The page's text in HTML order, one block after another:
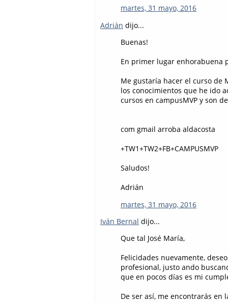
martes, 31 mayo, 2016
Adrián dijo...
Buenas!
En primer lugar enhorabuena
Me gustaría hacer el curso de
los conocimientos que he ido
cursos en campusMVP y son
com gmail arroba aldacosta
+TW1+TW2+FB+CAMPUSMVP
Saludos!
Adrián
martes, 31 mayo, 2016
Iván Bernal dijo...
Que tal José María,
Felicidades nuevamente,
profesional, justo ando
que en pocos días es mi
De ser así, me encontrarás en